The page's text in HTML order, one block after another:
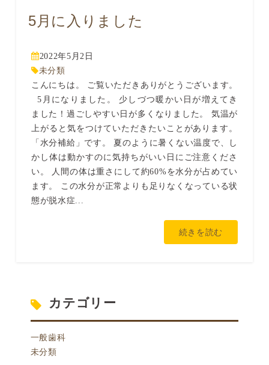
5月に入りました
2022年5月2日
未分類
こんにちは。 ご覧いただきありがとうございます。
5月になりました。 少しづつ暖かい日が増えてき
ました！過ごしやすい日が多くなりました。 気温が
上がると気をつけていただきたいことがあります。
「水分補給」です。 夏のように暑くない温度で、し
かし体は動かすのに気持ちがいい日にご注意くださ
い。 人間の体は重さにして約60%を水分が占めてい
ます。 この水分が正常よりも足りなくなっている状
態が脱水症...
続きを読む
カテゴリー
一般歯科
未分類